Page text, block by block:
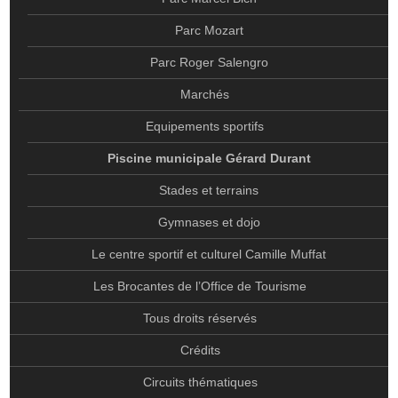
PARC ROGER SALENGRO
MARCHÉS
EQUIPEMENTS SPORTIFS
STADES ET TERRAINS
GYMNASES ET DOJO
LES BROCANTES DE L’OFFICE DE TOURISME
TOUS DROITS RÉSERVÉS
CRÉDITS
CIRCUITS THÉMATIQUES
MENTIONS LÉGALES
SE RESTAURER
Parc Mozart
Parc Roger Salengro
Marchés
Equipements sportifs
Piscine municipale Gérard Durant
Stades et terrains
Gymnases et dojo
Le centre sportif et culturel Camille Muffat
Les Brocantes de l’Office de Tourisme
Tous droits réservés
Crédits
Circuits thématiques